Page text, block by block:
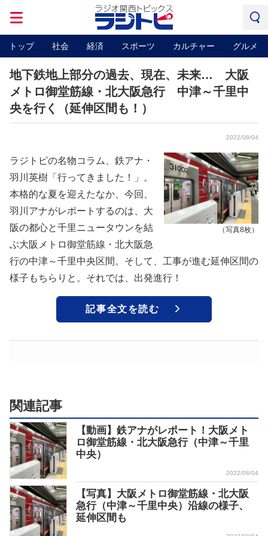
トップ 社会 経済 スポーツ カルチャー グルメ
地下鉄地上部分の過去、現在、未来… 大阪
メトロ御堂筋線・北大阪急行 中津～千里中
央を行く（延伸区間も！）
2022/08/04
（写真8枚）
ラジトピの名物コラム、鉄アナ・
羽川英樹「行ってきました！」。
本格的な夏を迎えたなか、今回、
羽川アナがレポートするのは、大
阪の都心と千里ニュータウンを結
ぶ大阪メトロ御堂筋線・北大阪急
行の中津～千里中央区間。そして、工事が進む延伸区間の
様子もちらりと。それでは、出発進行！
記事全文を読む
関連記事
【動画】鉄アナがレポート！大阪メト
ロ御堂筋線・北大阪急行（中津～千里
中央）
2022/08/04
【写真】大阪メトロ御堂筋線・北大阪
急行（中津～千里中央）沿線の様子、
延伸区間も